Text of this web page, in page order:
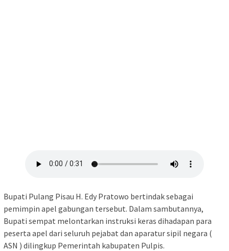
Bupati Pulang Pisau H. Edy Pratowo bertindak sebagai
pemimpin apel gabungan tersebut. Dalam sambutannya,
Bupati sempat melontarkan instruksi keras dihadapan para
peserta apel dari seluruh pejabat dan aparatur sipil negara (
ASN ) dilingkup Pemerintah kabupaten Pulpis.